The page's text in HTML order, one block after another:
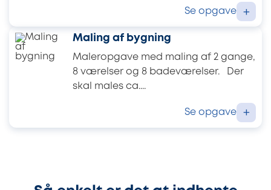
Se opgave +
Maling af bygning
Maleropgave med maling af 2 gange,
8 værelser og 8 badeværelser. Der
skal males ca....
Se opgave +